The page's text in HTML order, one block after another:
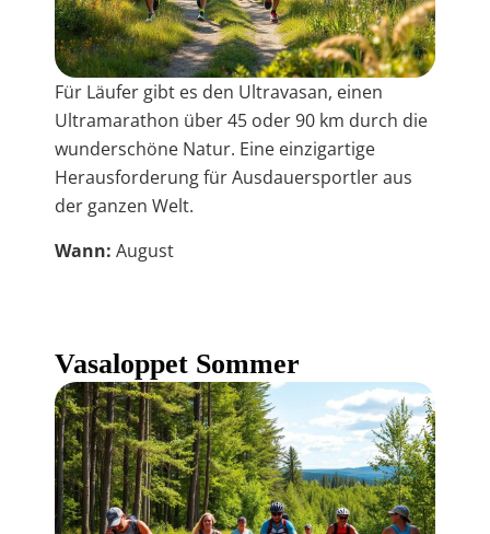
Für Läufer gibt es den Ultravasan, einen
Ultramarathon über 45 oder 90 km durch die
wunderschöne Natur. Eine einzigartige
Herausforderung für Ausdauersportler aus
der ganzen Welt.
Wann: August
Vasaloppet Sommer